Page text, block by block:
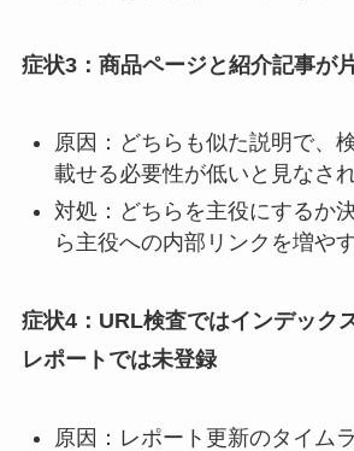
症状3：商品ページと紹介記事が
原因：どちらも似た説明で、
載せる必要性が低いと見なさ
対処：どちらを主役にするか
ら主役への内部リンクを増や
症状4：URL検査ではインデック
レポートでは未登録
原因：レポート更新のタイム